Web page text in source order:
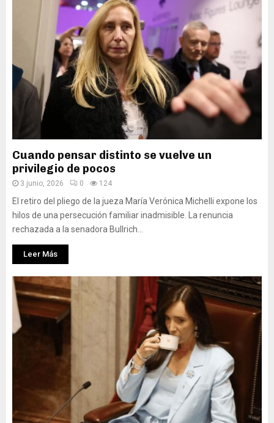
Cuando pensar distinto se vuelve un
privilegio de pocos
3 junio, 2026 0 124
El retiro del pliego de la jueza María Verónica Michelli expone los
hilos de una persecución familiar inadmisible. La renuncia
rechazada a la senadora Bullrich...
Leer Más